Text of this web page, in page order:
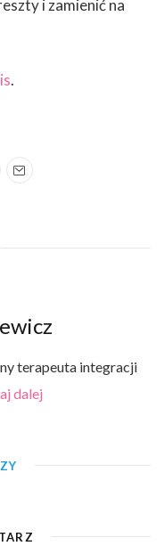
i zamienić na
.
terapeuta integracji
dalej